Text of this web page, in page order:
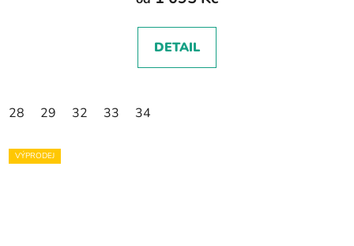
DETAIL
28 29 32 33 34
VÝPRODEJ